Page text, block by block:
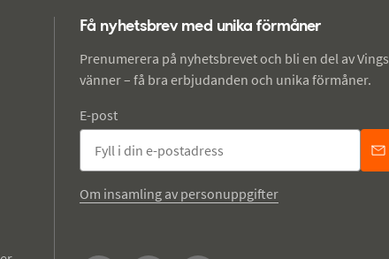
Få nyhetsbrev med unika förmåner
Prenumerera på nyhetsbrevet och bli en del av Vings
vänner – få bra erbjudanden och unika förmåner.
E-post
Om insamling av personuppgifter